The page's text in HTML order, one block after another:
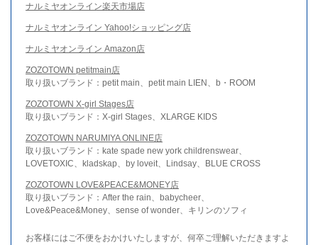
ナルミヤオンライン楽天市場店
ナルミヤオンライン Yahoo!ショッピング店
ナルミヤオンライン Amazon店
ZOZOTOWN petitmain店
取り扱いブランド：petit main、petit main LIEN、b・ROOM
ZOZOTOWN X-girl Stages店
取り扱いブランド：X-girl Stages、XLARGE KIDS
ZOZOTOWN NARUMIYA ONLINE店
取り扱いブランド：kate spade new york childrenswear、
LOVETOXIC、kladskap、by loveit、Lindsay、BLUE CROSS
ZOZOTOWN LOVE&PEACE&MONEY店
取り扱いブランド：After the rain、babycheer、
Love&Peace&Money、sense of wonder、キリンのソフィ
お客様にはご不便をおかけいたしますが、何卒ご理解いただきますよ